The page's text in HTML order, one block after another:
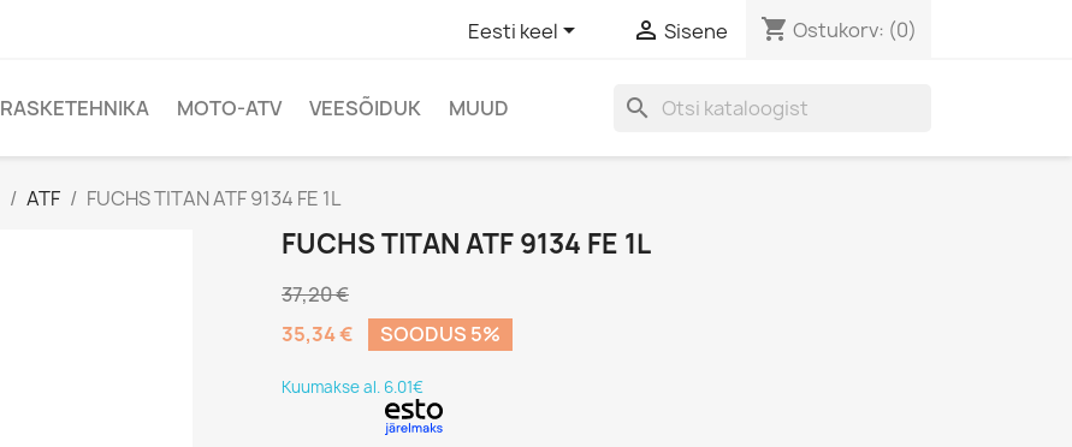
Eesti keel  Sisene shopping_cart Ostukorv: (0)
RASKETEHNIKA MOTO-ATV VEESÕIDUK MUUD search
ATF FUCHS TITAN ATF 9134 FE 1L
FUCHS TITAN ATF 9134 FE 1L
37,20 €
35,34 €
SOODUS 5%
Kuumakse al. 6.01€